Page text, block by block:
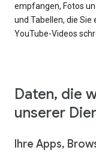
empfangen, Fotos
und Tabellen, die
YouTube-Videos
Daten, die
unserer
Ihre Apps,